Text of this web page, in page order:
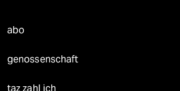
abo
genossenschaft
taz zahl ich